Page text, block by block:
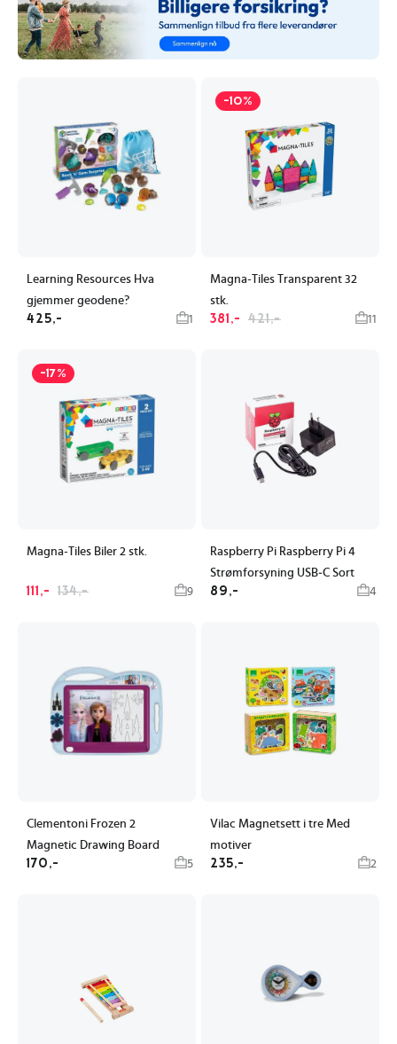
Learning Resources Hva
gjemmer geodene?
425,- 1
-10%
Magna-Tiles Transparent 32
stk.
381,- 421,- 11
-17%
Magna-Tiles Biler 2 stk.
111,- 134,- 9
Raspberry Pi Raspberry Pi 4
Strømforsyning USB‑C Sort
89,- 4
Clementoni Frozen 2
Magnetic Drawing Board
170,- 5
Vilac Magnetsett i tre Med
motiver
235,- 2